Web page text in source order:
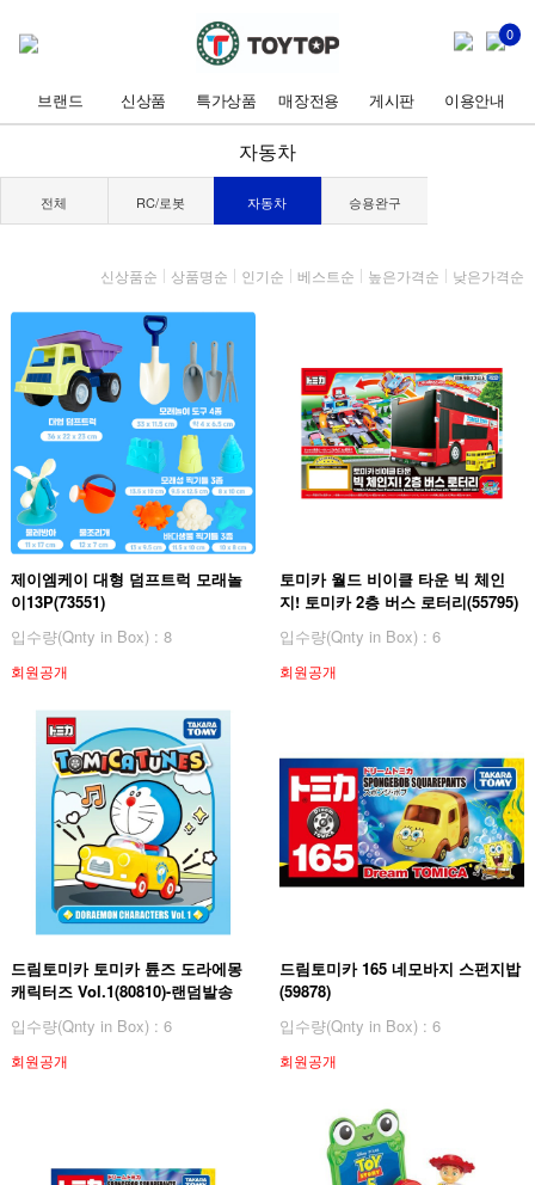
0
브랜드 신상품 특가상품 매장전용 게시판 이용안내
자동차
전체 RC/로봇 자동차 승용완구
신상품순 상품명순 인기순 베스트순 높은가격순 낮은가격순
제이엠케이 대형 덤프트럭 모래놀
이13P(73551)
입수량(Qnty in Box) : 8
회원공개
토미카 월드 비이클 타운 빅 체인
지! 토미카 2층 버스 로터리(55795)
입수량(Qnty in Box) : 6
회원공개
드림토미카 토미카 튠즈 도라에몽
캐릭터즈 Vol.1(80810)-랜덤발송
입수량(Qnty in Box) : 6
회원공개
드림토미카 165 네모바지 스펀지밥
(59878)
입수량(Qnty in Box) : 6
회원공개